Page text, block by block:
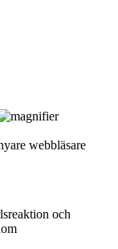
webbläsare
och